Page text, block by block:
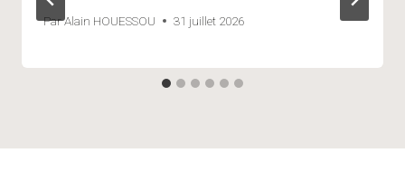
ParAlain HOUESSOU 31 juillet 2026